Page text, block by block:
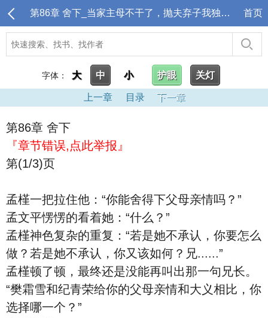
第86章 舍下_当家主母不干了，抛夫弃子我独美！ 首页
字体： 大 中 小 护眼 关灯
上一章 目录 下一章
第86章 舍下
『章节错误,点此举报』
第(1/3)页
孟槿一把拉住他：“你能舍得下父母亲情吗？”
孟文平愣愣的看着她：“什么？”
孟槿神色复杂的重复：“若是她不承认，你要怎么
做？若是她不承认，你又该如何？兄......”
孟槿顿了顿，最终还是没能再叫出那一句兄长。
“樊霜雪和纪青荣给你的父母亲情和大义相比，你
选择哪一个？”